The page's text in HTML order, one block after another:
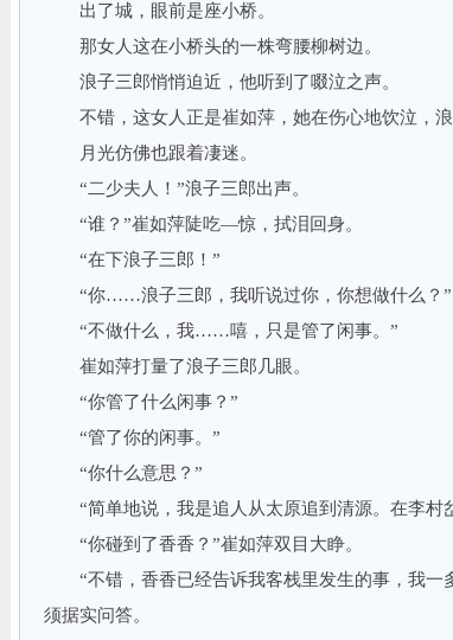
出了城，眼前是座小桥。
那女人这在小桥头的一株弯腰柳树边。
浪子三郎悄悄迫近，他听到了啜泣之声。
不错，这女人正是崔如萍，她在伤心地饮泣，浪
月光仿佛也跟着凄迷。
“二少夫人！”浪子三郎出声。
“谁？”崔如萍陡吃—惊，拭泪回身。
“在下浪子三郎！”
“你……浪子三郎，我听说过你，你想做什么？”
“不做什么，我……嘻，只是管了闲事。”
崔如萍打量了浪子三郎几眼。
“你管了什么闲事？”
“管了你的闲事。”
“你什么意思？”
“简单地说，我是追人从太原追到清源。在李村
“你碰到了香香？”崔如萍双目大睁。
“不错，香香已经告诉我客栈里发生的事，我一
须据实问答。